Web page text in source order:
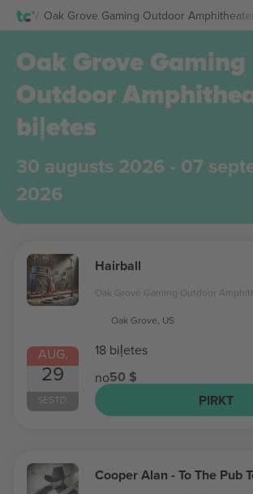
Oak Grove Gaming Outdoor Amphitheater
Pierakstīties
Oak Grove Gaming
Outdoor
biļetes
30 augusts 2026 - 07
2026
AUG.
29
SESTD.
Hairball
Oak Grove Gaming Outdoor
Oak Grove, US
18 biļetes
no50 $
PIRKT
Cooper Alan - To The Pub